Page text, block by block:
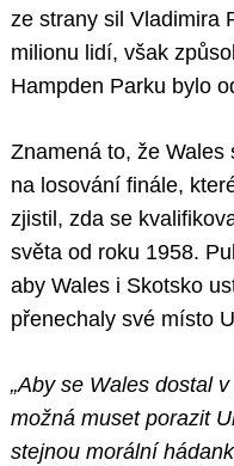
ze strany sil Vladimira
milionu lidí, však
Hampden Parku bylo
Znamená to, že
na losování finále,
zjistil, zda se
světa od roku 1958.
aby Wales i Skotsko
přenechaly své místo
„Aby se Wales dostal
možná muset porazit
stejnou morální